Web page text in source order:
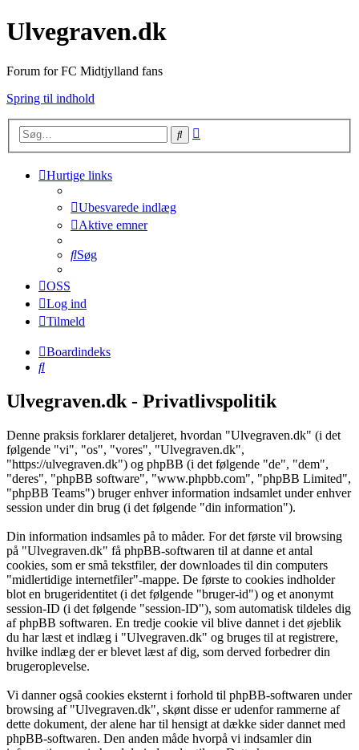
Ulvegraven.dk
Forum for FC Midtjylland fans
Spring til indhold
Søg
Hurtige links
Ubesvarede indlæg
Aktive emner
Søg
OSS
Log ind
Tilmeld
Boardindeks
Søg
Ulvegraven.dk - Privatlivspolitik
Denne praksis forklarer detaljeret, hvordan "Ulvegraven.dk" (i det
følgende "vi", "os", "vores", "Ulvegraven.dk",
"https://ulvegraven.dk") og phpBB (i det følgende "de", "dem",
"deres", "phpBB software", "www.phpbb.com", "phpBB Limited",
"phpBB Teams") bruger enhver information indsamlet under enhver
session under din brug (i det følgende "din information").
Din information indsamles på to måder. For det første vil browsing
på "Ulvegraven.dk" få phpBB-softwaren til at danne et antal
cookies, som er små tekstfiler, der downloades til din computers
"midlertidige internetfiler"-mappe. De første to cookies indholder
blot en brugeridentitet (i det følgende "bruger-id") og et anonymt
session-ID (i det følgende "session-ID"), som automatisk tildeles dig
af phpBB softwaren. En tredje cookie vil blive dannet i det øjeblik
du har læst et indlæg i "Ulvegraven.dk" og bruges til at registrere,
hvilke indlæg der er blevet læst af dig, som derved forbedrer din
brugeroplevelse.
Vi danner også cookies eksternt i forhold til phpBB-softwaren under
browsing af "Ulvegraven.dk", skønt disse er udenfor rammerne af
dette dokument, der alene har til hensigt at dække sider dannet med
phpBB-softwaren. Den anden måde hvorpå vi indsamler din